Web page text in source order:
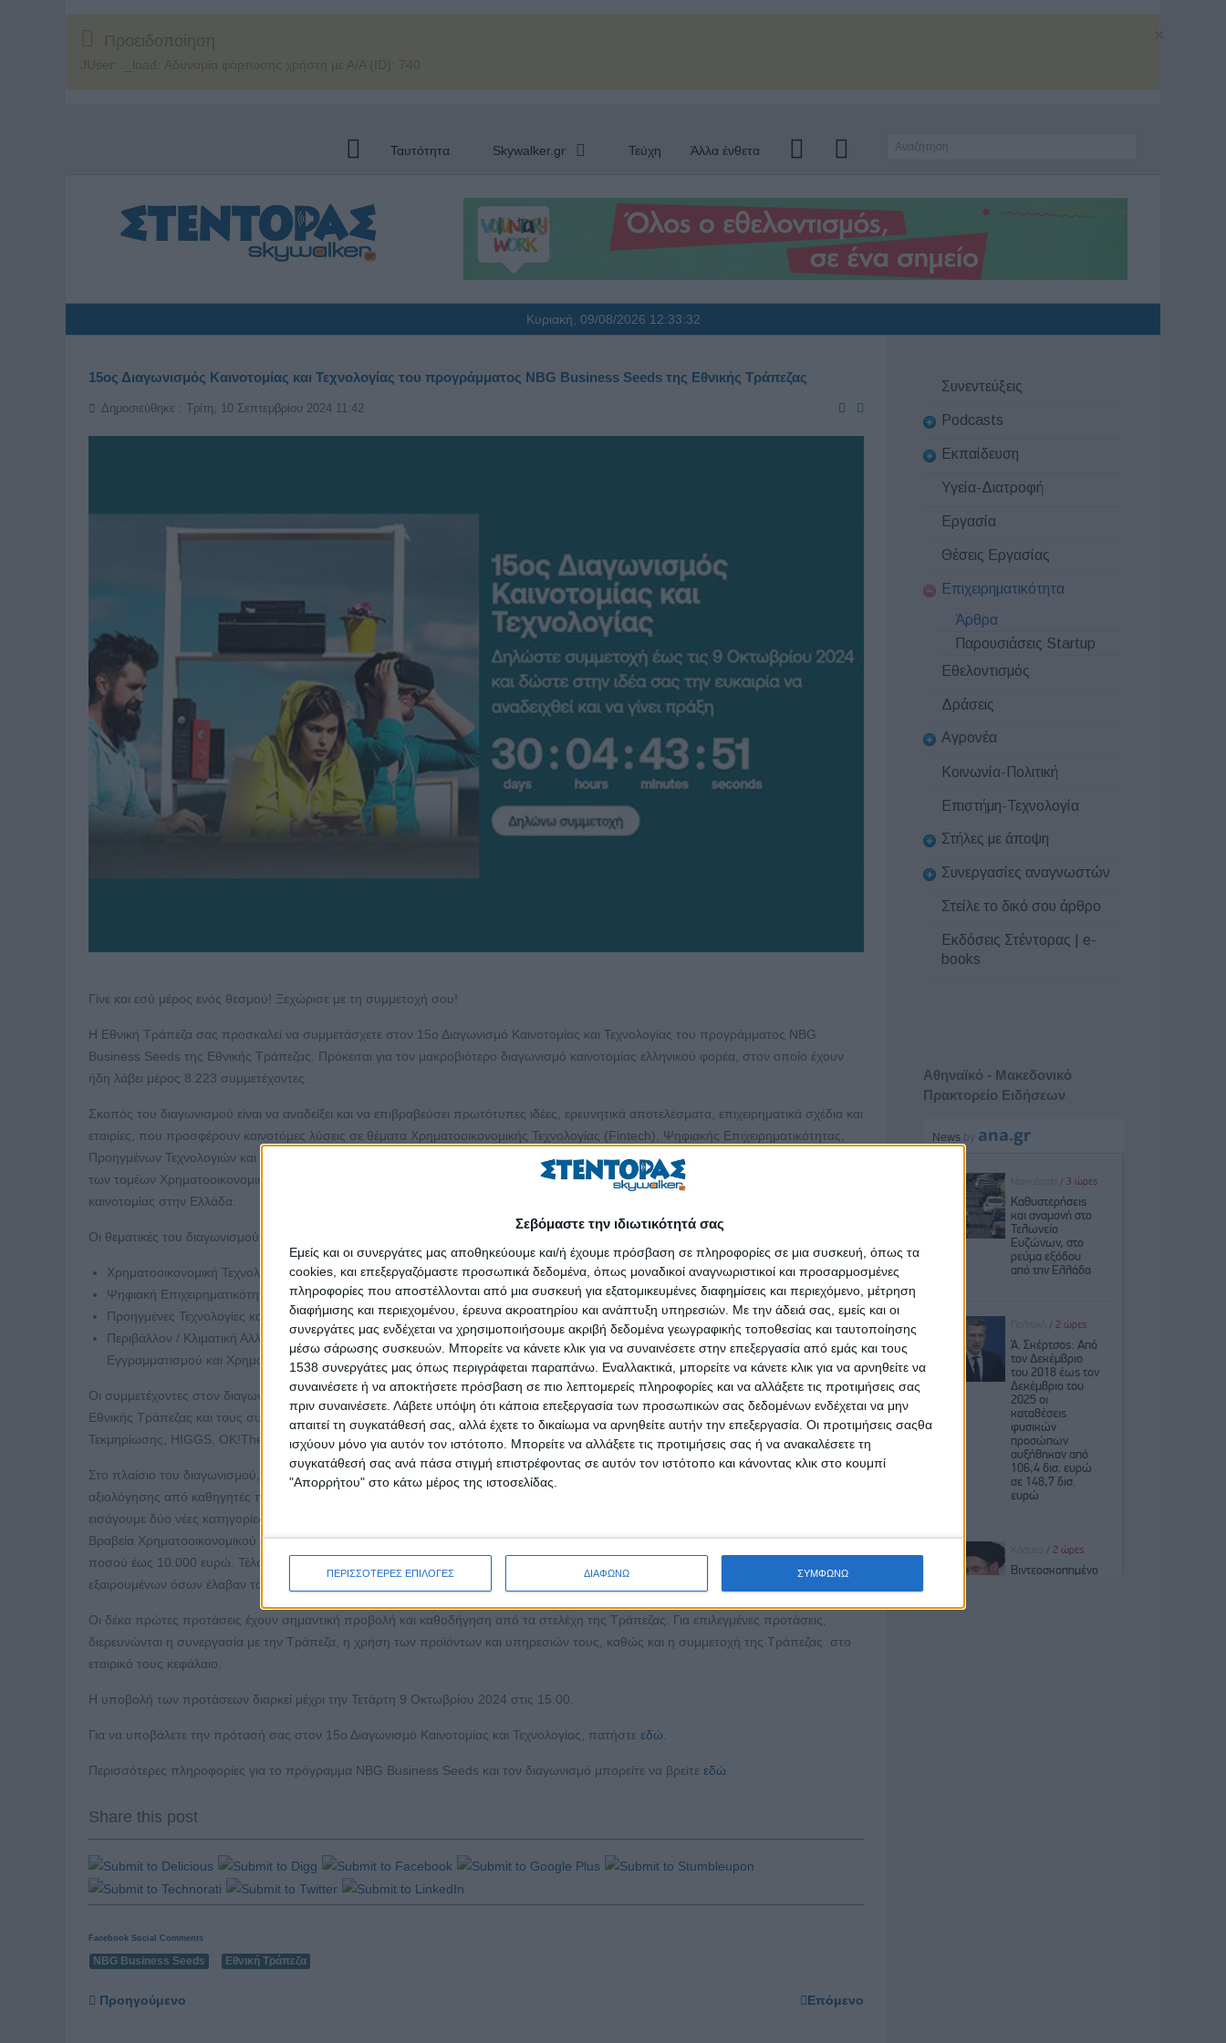
Σεβόμαστε την ιδιωτικότητά σας
Εμείς και οι συνεργάτες μας αποθηκεύουμε και/ή έχουμε πρόσβαση σε πληροφορίες σε μια συσκευή, όπως τα
cookies, και επεξεργαζόμαστε προσωπικά δεδομένα, όπως μοναδικοί αναγνωριστικοί και προσαρμοσμένες
πληροφορίες που αποστέλλονται από μια συσκευή για εξατομικευμένες διαφημίσεις και περιεχόμενο, μέτρηση
διαφήμισης και περιεχομένου, έρευνα ακροατηρίου και ανάπτυξη υπηρεσιών. Με την άδειά σας, εμείς και οι
συνεργάτες μας ενδέχεται να χρησιμοποιήσουμε ακριβή δεδομένα γεωγραφικής τοποθεσίας και ταυτοποίησης
μέσω σάρωσης συσκευών. Μπορείτε να κάνετε κλικ για να συναινέσετε στην επεξεργασία από εμάς και τους
1538 συνεργάτες μας όπως περιγράφεται παραπάνω. Εναλλακτικά, μπορείτε να κάνετε κλικ για να αρνηθείτε να
συναινέσετε ή να αποκτήσετε πρόσβαση σε πιο λεπτομερείς πληροφορίες και να αλλάξετε τις προτιμήσεις σας
πριν συναινέσετε. Λάβετε υπόψη ότι κάποια επεξεργασία των προσωπικών σας δεδομένων ενδέχεται να μην
απαιτεί τη συγκατάθεσή σας, αλλά έχετε το δικαίωμα να αρνηθείτε αυτήν την επεξεργασία. Οι προτιμήσεις σαςθα
ισχύουν μόνο για αυτόν τον ιστότοπο. Μπορείτε να αλλάξετε τις προτιμήσεις σας ή να ανακαλέσετε τη
συγκατάθεσή σας ανά πάσα στιγμή επιστρέφοντας σε αυτόν τον ιστότοπο και κάνοντας κλικ στο κουμπί
"Απορρήτου" στο κάτω μέρος της ιστοσελίδας.
ΠΕΡΙΣΣΟΤΕΡΕΣ ΕΠΙΛΟΓΕΣ ΔΙΑΦΩΝΩ ΣΥΜΦΩΝΩ
Προειδοποίηση
JUser: :_load: Αδυναμία φόρτωσης χρήστη με Α/Α (ID): 740
Ταυτότητα Skywalker.gr Τεύχη Άλλα ένθετα
Κυριακή, 09/08/2026 12:33:33
15ος Διαγωνισμός Καινοτομίας και Τεχνολογίας του προγράμματος NBG Business Seeds της Εθνικής Τράπεζας
Δημοσιεύθηκε : Τρίτη, 10 Σεπτεμβρίου 2024 11:42
Γίνε και εσύ μέρος ενός θεσμού! Ξεχώρισε με τη συμμετοχή σου!
Η Εθνική Τράπεζα σας προσκαλεί να συμμετάσχετε στον 15ο Διαγωνισμό Καινοτομίας και Τεχνολογίας του προγράμματος NBG
Business Seeds της Εθνικής Τράπεζας. Πρόκειται για τον μακροβιότερο διαγωνισμό καινοτομίας ελληνικού φορέα, στον οποίο έχουν
ήδη λάβει μέρος 8.223 συμμετέχοντες.
Σκοπός του διαγωνισμού είναι να αναδείξει και να επιβραβεύσει πρωτότυπες ιδέες, ερευνητικά αποτελέσματα, επιχειρηματικά σχέδια και
εταιρίες, που προσφέρουν καινοτόμες λύσεις σε θέματα Χρηματοοικονομικής Τεχνολογίας (Fintech), Ψηφιακής Επιχειρηματικότητας,
Προηγμένων Τεχνολογιών και AΙ, Περιβάλλοντος / Κλιματικής αλλαγής, Κοινωνίας και Διακυβέρνησης (ΕSG), συμπεριλαμβανομένων
των τομέων Χρηματοοικονομικού Εγγραμματισμού και Χρηματοοικονομικής Ενδυνάμωσης και, γενικότερα, σε θέματα προώθησης της
καινοτομίας στην Ελλάδα.
Οι θεματικές του διαγωνισμού είναι:
Χρηματοοικονομική Τεχνολογία (Fintech)
Ψηφιακή Επιχειρηματικότητα και Οικοσυστήματα (Digital Ecosystems)
Προηγμένες Τεχνολογίες και AI (Advanced Technologies & AI)
Περιβάλλον / Κλιματική Αλλαγή, Κοινωνία και Διακυβέρνηση (ΕSG), συμπεριλαμβανομένων των τομέων Χρηματοοικονομικού
Εγγραμματισμού και Χρηματοοικονομικής Ενδυνάμωσης.
Οι συμμετέχοντες στον διαγωνισμό προσκαλούνται σε δράσεις ενημέρωσης, γνωριμίας και καθοδήγησης από τα έμπειρα στελέχη της
Εθνικής Τράπεζας και τους συνεργάτες του προγράμματος: K.E.M.EΛ., Κέντρο Αρχιμήδης του ΕΚΠΑ, Ίδρυμα Ωνάση, Εθνικό Κέντρο
Τεκμηρίωσης, HIGGS, ΟΚ!Τhess, CapsuleT, Bayer Eλλάς, Mastercard, ΝΒG Pay και ακόμη 45 φορείς και οργανισμούς.
Στο πλαίσιο του διαγωνισμού, οι τρεις (3) πρώτες προτάσεις λαμβάνουν χρηματικά βραβεία 20.000, 12.000, 8.000 ευρώ, κατόπιν
αξιολόγησης από καθηγητές πανεπιστημίου και στελέχη της Εθνικής Τράπεζας. Στον 15ο Διαγωνισμό Καινοτομίας και Τεχνολογίας,
εισάγουμε δύο νέες κατηγορίες Ειδικών Βραβείων: το Ειδικό Βραβείο Γυναικείας Επιχειρηματικότητας 4.000 ευρώ και έως πέντε Ειδικά
Βραβεία Χρηματοοικονομικού Εγγραμματισμού για την Ενδυνάμωση των Νοικοκυριών στις Οικονομικές Αποφάσεις τους, συνολικού
ποσού έως 10.000 ευρώ. Τέλος, επτά έπαινοι χωρίς χρηματικό βραβείο θα απονεμηθούν σε όσους/ες προκριθούν στη Γ’ Φάση,
εξαιρουμένων όσων έλαβαν τα παραπάνω βραβεία.
Οι δέκα πρώτες προτάσεις έχουν σημαντική προβολή και καθοδήγηση από τα στελέχη της Τράπεζας. Για επιλεγμένες προτάσεις,
διερευνώνται η συνεργασία με την Τράπεζα, η χρήση των προϊόντων και υπηρεσιών τους, καθώς και η συμμετοχή της Τράπεζας στο
εταιρικό τους κεφάλαιο.
Η υποβολή των προτάσεων διαρκεί μέχρι την Τετάρτη 9 Οκτωβρίου 2024 στις 15:00.
Για να υποβάλετε την πρότασή σας στον 15ο Διαγωνισμό Καινοτομίας και Τεχνολογίας, πατήστε εδώ.
Περισσότερες πληροφορίες για το πρόγραμμα NBG Business Seeds και τον διαγωνισμό μπορείτε να βρείτε εδώ.
Share this post
Facebook Social Comments
NBG Business Seeds Εθνική Τράπεζα
Προηγούμενο Επόμενο
Συνεντεύξεις
Podcasts
Εκπαίδευση
Υγεία-Διατροφή
Εργασία
Θέσεις Εργασίας
Επιχειρηματικότητα
Άρθρα
Παρουσιάσεις Startup
Εθελοντισμός
Δράσεις
Αγρονέα
Κοινωνία-Πολιτική
Επιστήμη-Τεχνολογία
Στήλες με άποψη
Συνεργασίες αναγνωστών
Στείλε το δικό σου άρθρο
Εκδόσεις Στέντορας | e-
books
Αθηναϊκό - Μακεδονικό
Πρακτορείο Ειδήσεων